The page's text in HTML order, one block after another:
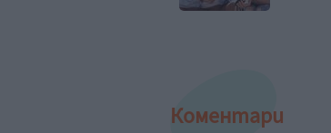
Коментари